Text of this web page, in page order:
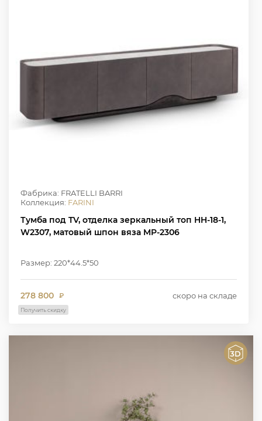
Фабрика: FRATELLI BARRI
Коллекция: FARINI
Тумба под TV, отделка зеркальный топ HH-18-1,
W2307, матовый шпон вяза MP-2306
Размер: 220*44.5*50
278 800 ₽ скоро на складе
Получить скидку